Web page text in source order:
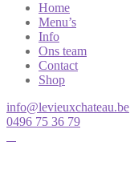
Home
Menu’s
Info
Ons team
Contact
Shop
info@levieuxchateau.be
0496 75 36 79